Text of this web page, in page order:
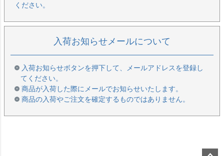
ください。
入荷お知らせメールについて
入荷お知らせボタンを押下して、メールアドレスを登録し
てください。
商品が入荷した際にメールでお知らせいたします。
商品の入荷やご注文を確定するものではありません。